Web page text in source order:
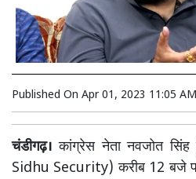
Published On Apr 01, 2023 11:05
चंडीगढ़। कांग्रेस नेता नवजोत
Sidhu Security) करीब 12 बजे